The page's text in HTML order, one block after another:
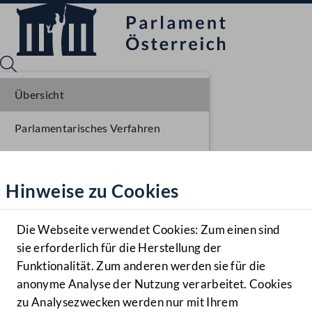
Hilfe
Benutzer
Navigationsmenü öffnen
MENÜ
Hinweise zu Cookies
Die Webseite verwendet Cookies: Zum einen sind
sie erforderlich für die Herstellung der
Funktionalität. Zum anderen werden sie für die
anonyme Analyse der Nutzung verarbeitet. Cookies
zu Analysezwecken werden nur mit Ihrem
Übersicht
Parlamentarisches Verfahren
Ausschussberatungen NR
Plenarberatungen NR
Einlangen BR
Ausschussberatungen BR